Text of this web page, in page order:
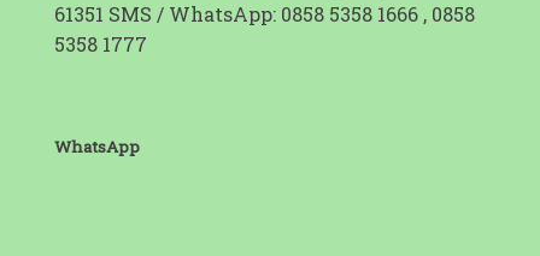
61351 SMS / WhatsApp: 0858 5358 1666 , 0858
5358 1777
WhatsApp